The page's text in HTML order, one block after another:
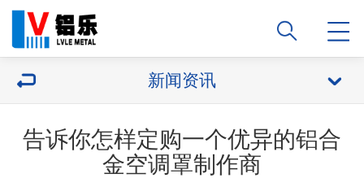
新闻资讯
告诉你怎样定购一个优异的铝合
金空调罩制作商